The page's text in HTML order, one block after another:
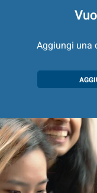
Aggiungi una